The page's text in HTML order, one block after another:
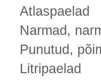
Atlaspaelad
Narmad,
Punutud,
Litripaelad